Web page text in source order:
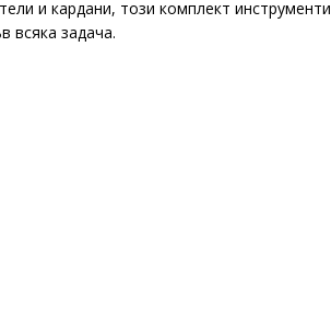
и кардани, този комплект инструменти
всяка задача.